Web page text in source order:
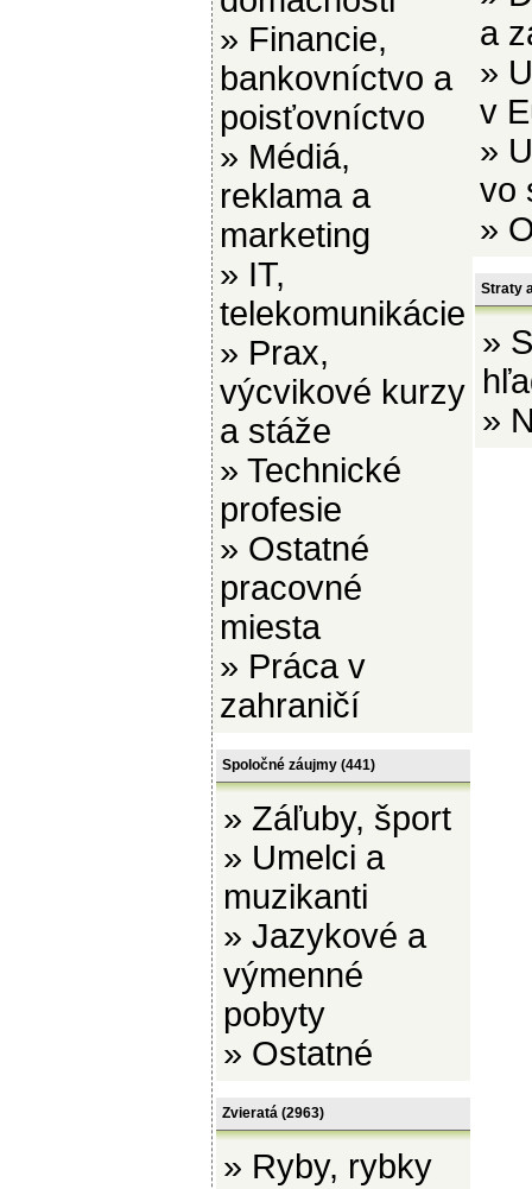
» Financie,
bankovníctvo a
poisťovníctvo
» Médiá,
reklama a
marketing
» IT,
telekomunikácie
» Prax,
výcvikové kurzy
a stáže
» Technické
profesie
» Ostatné
pracovné
miesta
» Práca v
zahraničí
Spoločné záujmy(441)
» Záľuby, šport
» Umelci a
muzikanti
» Jazykové a
výmenné
pobyty
» Ostatné
Zvieratá(2963)
» Ryby, rybky
a
»
v
»
vo
»
Straty
»
»